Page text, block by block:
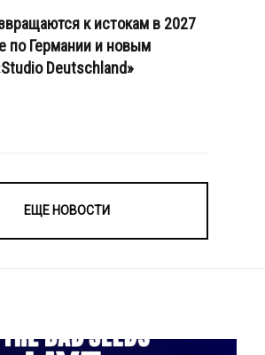
к истокам в 2027
по Германии и новым
Deutschland»
ЕЩЕ НОВОСТИ